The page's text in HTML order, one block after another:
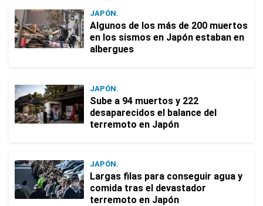
JAPÓN.
Algunos de los más de 200 muertos
en los sismos en Japón estaban en
albergues
JAPÓN.
Sube a 94 muertos y 222
desaparecidos el balance del
terremoto en Japón
JAPÓN.
Largas filas para conseguir agua y
comida tras el devastador
terremoto en Japón